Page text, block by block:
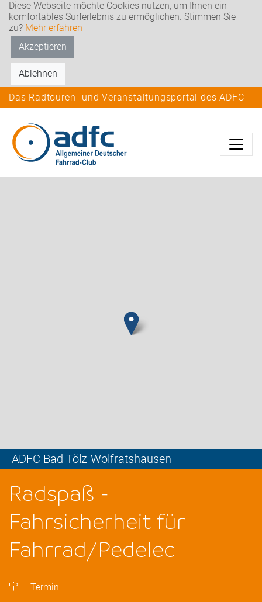
Diese Webseite möchte Cookies nutzen, um Ihnen ein
komfortables Surferlebnis zu ermöglichen. Stimmen Sie
zu? Mehr erfahren
Akzeptieren
Ablehnen
Das Radtouren- und Veranstaltungsportal des ADFC
ADFC Bad Tölz-Wolfratshausen
Radspaß -
Fahrsicherheit für
Fahrrad/Pedelec
Termin